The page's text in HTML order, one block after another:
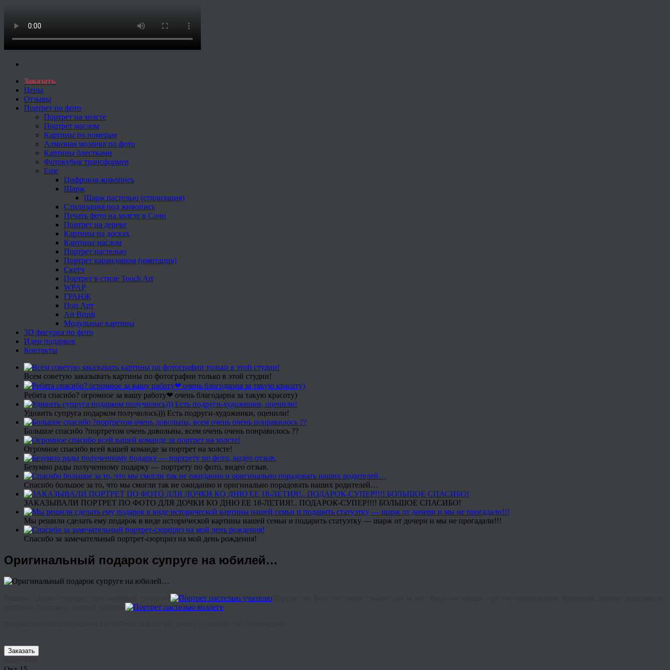
Заказать
Цены
Отзывы
Портрет по фото
Портрет на холсте
Портрет маслом
Картины по номерам
Алмазная мозаика по фото
Картины блестками
Фотокубик трансформер
Еще
Цифровая живопись
Шарж
Шарж пастелью (стилизация)
Стилизация под живопись
Печать фото на холсте в Сочи
Портрет на дереве
Картины на досках
Картины маслом
Портрет пастелью
Портрет карандашом (имитация)
Скетч
Портрет в стиле Touch Art
WPAP
ГРАНЖ
Поп Арт
Art Brush
Модульные картины
3D фигурка по фото
Идеи подарков
Контакты
Всем советую заказывать картины по фотографии только в этой студии!
Ребята спасибо? огромное за вашу работу❤ очень благодарна за такую красоту)
Удивить супруга подарком получилось))) Есть подруги-художники, оценили!
Большое спасибо ?портретом очень довольны, всем очень очень понравилось ??
Огромное спасибо всей вашей команде за портрет на холсте!
Безумно рады полученному подарку — портрету по фото, видео отзыв.
Спасибо большое за то, что мы смогли так не ожиданно и оригинально порадовать наших родителей…
ЗАКАЗЫВАЛИ ПОРТРЕТ ПО ФОТО ДЛЯ ДОЧКИ КО ДНЮ ЕЕ 18-ЛЕТИЯ!.. ПОДАРОК-СУПЕР!!!! БОЛЬШОЕ СПАСИБО!
Мы решили сделать ему подарок в виде исторической картины нашей семьи и подарить статуэтку — шарж от дочери и мы не прогадали!!!
Спасибо за замечательный портрет-сюрприз на мой день рождения!
Оригинальный подарок супруге на юбилей…
Заказать